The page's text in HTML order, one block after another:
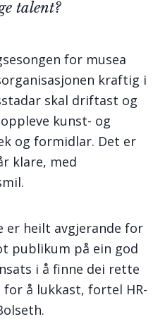
talent?
for musea
kraftig i
skal driftast og
kunst- og
og formidlar. Det er
klare, med
er heilt avgjerande for
publikum på ein god
i å finne dei rette
å lukkast, fortel HR-